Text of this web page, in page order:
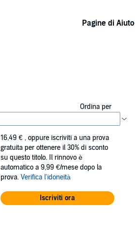
Pagine di Aiuto
Ordina per
16,49 € , oppure iscriviti a una prova
gratuita per ottenere il 30% di sconto
su questo titolo. Il rinnovo è
automatico a 9,99 €/mese dopo la
prova. Verifica l'idoneità
Iscriviti ora